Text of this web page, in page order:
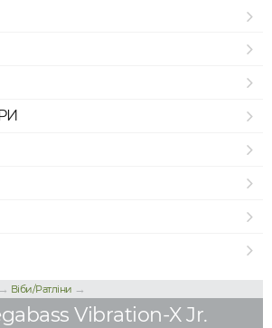
→ Віби/Ратліни →
Vibration-X Jr.